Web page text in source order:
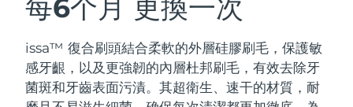
每6个月 更換一次
issa™ 復合刷頭結合柔軟的外層硅膠刷毛，保護敏
感牙齦，以及更強韌的內層杜邦刷毛，有效去除牙
菌斑和牙齒表面污漬。其超衛生、速干的材質，耐